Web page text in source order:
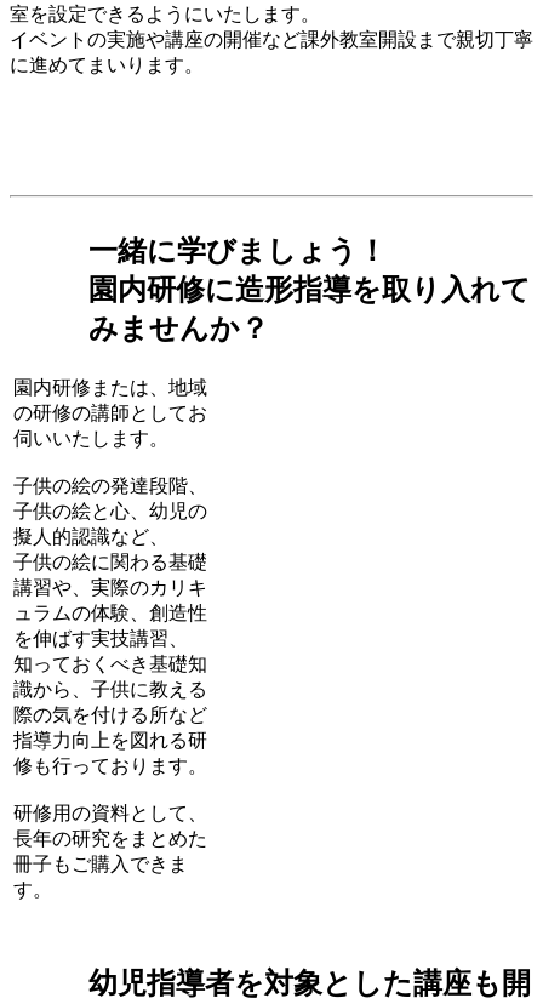
室を設定できるようにいたします。
イベントの実施や講座の開催など課外教室開設まで親切丁寧
に進めてまいります。
一緒に学びましょう！
園内研修に造形指導を取り入れて
みませんか？
園内研修または、地域
の研修の講師としてお
伺いいたします。
子供の絵の発達段階、
子供の絵と心、幼児の
擬人的認識など、
子供の絵に関わる基礎
講習や、実際のカリキ
ュラムの体験、創造性
を伸ばす実技講習、
知っておくべき基礎知
識から、子供に教える
際の気を付ける所など
指導力向上を図れる研
修も行っております。
研修用の資料として、
長年の研究をまとめた
冊子もご購入できま
す。
幼児指導者を対象とした講座も開